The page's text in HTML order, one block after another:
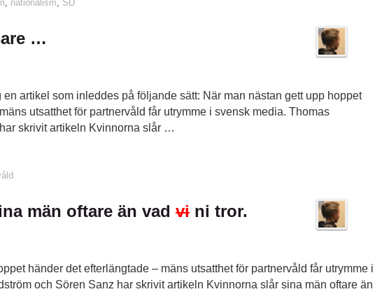
, nationalism, SD
…
en artikel som inleddes på följande sätt: När man nästan gett upp hoppet
utsatthet för partnervåld får utrymme i svensk media. Thomas
skrivit artikeln Kvinnorna slår …
män oftare än vad vi ni tror.
händer det efterlängtade – mäns utsatthet för partnervåld får utrymme i
och Sören Sanz har skrivit artikeln Kvinnorna slår sina män oftare än